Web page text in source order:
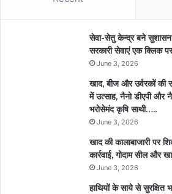
सेवा-सेतु केन्द्र बने
सरकारी सेवाएं एक क्लिक
June 3, 2026
खाद, बीज और उर्वरकों की
में उत्साह, नैनो डीएपी और
भरोसेमंद कृषि साथी…..
June 3, 2026
खाद की कालाबाजारी पर
कार्रवाई, गोदाम सील और
June 3, 2026
हाथियों के साये से सुरक्षित